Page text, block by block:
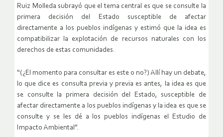
Ruiz Molleda subrayó que el tema central es que se consulte la
primera decisión del Estado susceptible de afectar
directamente a los pueblos indígenas y estimó que la idea es
compatibilizar la explotación de recursos naturales con los
derechos de estas comunidades.
“(¿El momento para consultar es este o no?) Allí hay un debate,
lo que dice es consulta previa y previa es antes, la idea es que
se consulte la primera decisión del Estado, susceptible de
afectar directamente a los pueblos indígenas y la idea es que se
consulte y se les dé a los pueblos indígenas el Estudio de
Impacto Ambiental”.